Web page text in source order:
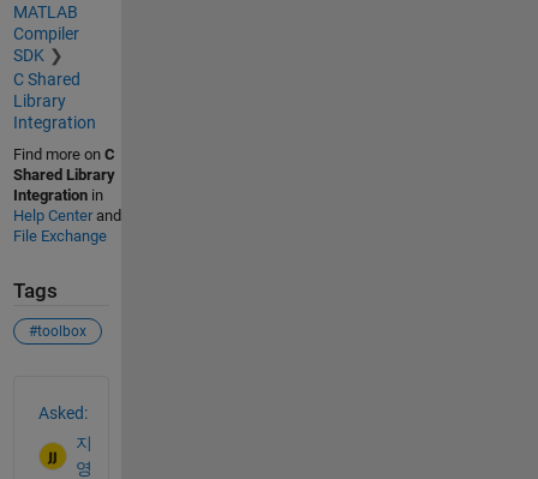
MATLAB
Compiler
SDK
C Shared
Library
Integration
Find more on C
Shared Library
Integrationin
Help Centerand
File Exchange
Tags
#toolbox
Asked:
지
영